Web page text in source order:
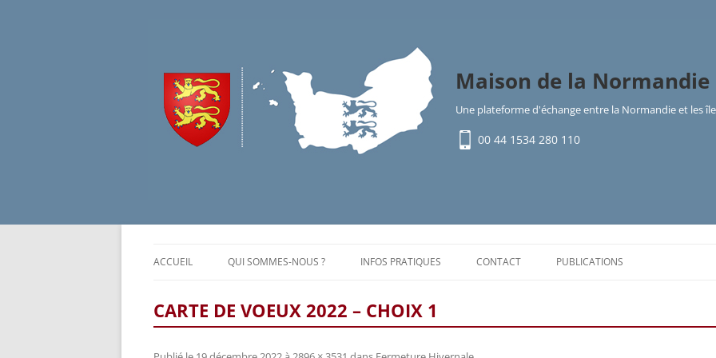
Maison de la
Une plateforme d'échange entre la Normandie et les
00 44 1534 280 110
ACCUEIL QUI SOMMES-NOUS ?
NOS MISSIONS
INFOS PRATIQUES
VENIR DANS LES ÎLES
CONTACT PUBLICATIONS
CARTE DE VOEUX 2022 – CHOIX 1